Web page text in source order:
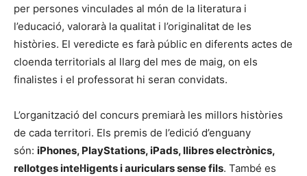
per persones vinculades al món de la literatura i
l’educació, valorarà la qualitat i l’originalitat de les
històries. El veredicte es farà públic en diferents actes de
cloenda territorials al llarg del mes de maig, on els
finalistes i el professorat hi seran convidats.
L’organització del concurs premiarà les millors històries
de cada territori. Els premis de l’edició d’enguany
són: iPhones, PlayStations, iPads, llibres electrònics,
rellotges intel·ligents i auriculars sense fils. També es